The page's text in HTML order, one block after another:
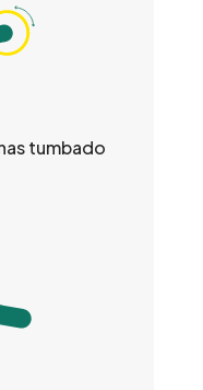
tumbado